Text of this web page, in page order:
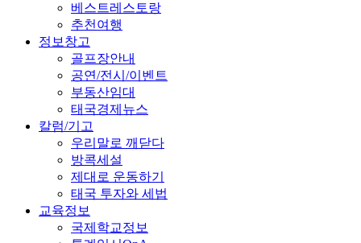
베스트레스토랑
추천여행
정보창고
골프장안내
공연/전시/이벤트
부동산임대
태국경제뉴스
칼럼/기고
우리말로 깨닫다
방콕세설
제대로 운동하기
태국 투자와 세법
교육정보
국제학교정보